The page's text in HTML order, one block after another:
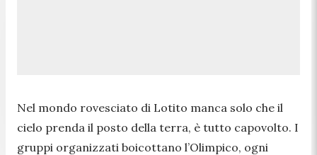
Nel mondo rovesciato di Lotito manca solo che il
cielo prenda il posto della terra, è tutto capovolto. I
gruppi organizzati boicottano l’Olimpico, ogni